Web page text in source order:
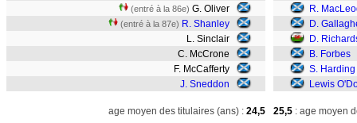
(entré à la 86e) G. Oliver
(entré à la 87e) R. Shanley
L. Sinclair
C. McCrone
F. McCafferty
J. Sneddon
R.
D.
D.
B. Forbes
S. Harding
Lewis
age moyen des titulaires (ans) : 24,5 25,5 : age moyen